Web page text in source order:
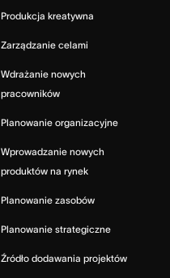
Produkcja kreatywna
Zarządzanie celami
Wdrażanie nowych
pracowników
Planowanie organizacyjne
Wprowadzanie nowych
produktów na rynek
Planowanie zasobów
Planowanie strategiczne
Źródło dodawania projektów